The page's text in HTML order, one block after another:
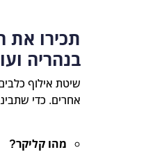
תכירו את
בנהריה
שיטת אילוף
אחרים. כדי
מהו קליקר?